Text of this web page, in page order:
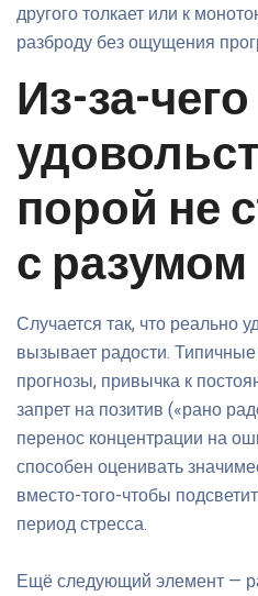
другого толкает или к
разброду без ощущения
Из-за-чего
порой не
с разумом
Случается так, что реально
вызывает радости.
прогнозы, привычка к
запрет на позитив («рано
перенос концентрации на
способен оценивать
вместо-того-чтобы
период стресса.
Ещё следующий элемент —